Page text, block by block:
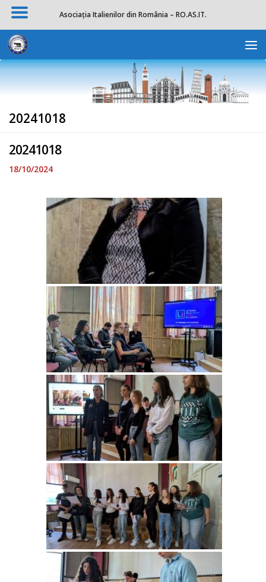
Skip to content
20241018
20241018
18/10/2024
Asociația Italienilor din România – RO.AS.IT.